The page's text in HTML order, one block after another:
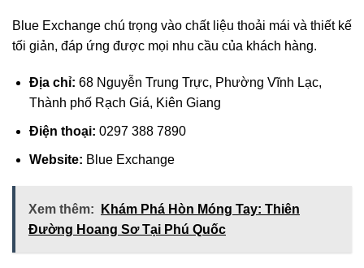
Blue Exchange chú trọng vào chất liệu thoải mái và thiết kế
tối giản, đáp ứng được mọi nhu cầu của khách hàng.
Địa chỉ: 68 Nguyễn Trung Trực, Phường Vĩnh Lạc,
Thành phố Rạch Giá, Kiên Giang
Điện thoại: 0297 388 7890
Website: Blue Exchange
Xem thêm:
Khám Phá Hòn Móng Tay: Thiên
Đường Hoang Sơ Tại Phú Quốc